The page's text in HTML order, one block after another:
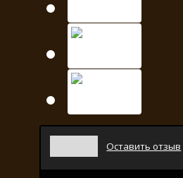
Оставить отзыв